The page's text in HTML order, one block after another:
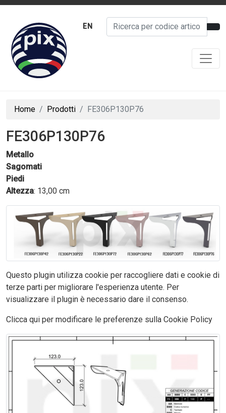
EN
Home Prodotti FE306P130P76
FE306P130P76
Metallo
Sagomati
Piedi
Altezza: 13,00 cm
Questo plugin utilizza cookie per raccogliere dati e cookie di
terze parti per migliorare l'esperienza utente. Per
visualizzare il plugin è necessario dare il consenso.
Clicca qui per modificare le preferenze sulla Cookie Policy